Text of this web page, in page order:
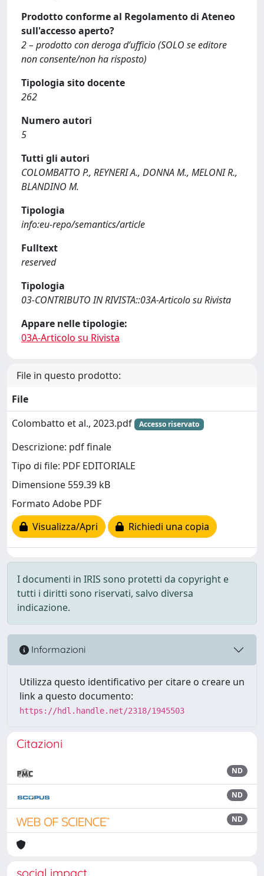
Prodotto conforme al Regolamento di Ateneo
sull'accesso aperto?
2 – prodotto con deroga d’ufficio (SOLO se editore
non consente/non ha risposto)
Tipologia sito docente
262
Numero autori
5
Tutti gli autori
COLOMBATTO P., REYNERI A., DONNA M., MELONI R.,
BLANDINO M.
Tipologia
info:eu-repo/semantics/article
Fulltext
reserved
Tipologia
03-CONTRIBUTO IN RIVISTA::03A-Articolo su Rivista
Appare nelle tipologie:
03A-Articolo su Rivista
File in questo prodotto:
File
Colombatto et al., 2023.pdf
Accesso riservato
Descrizione: pdf finale
Tipo di file: PDF EDITORIALE
Dimensione 559.39 kB
Formato Adobe PDF
Visualizza/Apri
Richiedi una copia
I documenti in IRIS sono protetti da copyright e
tutti i diritti sono riservati, salvo diversa
indicazione.
Informazioni
Utilizza questo identificativo per citare o creare un
link a questo documento:
https://hdl.handle.net/2318/1945503
Citazioni
ND
ND
ND
social impact